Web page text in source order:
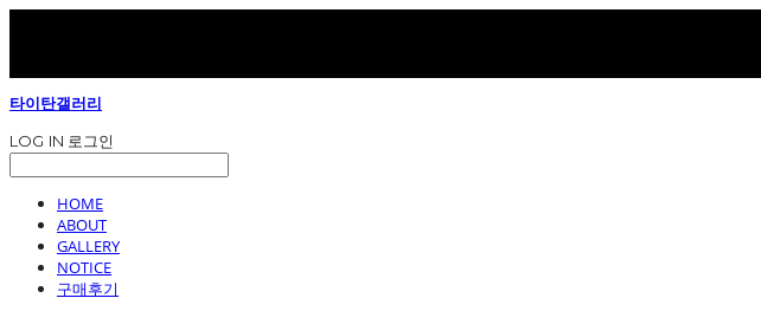
타이탄갤러리
LOG IN 로그인
HOME
ABOUT
GALLERY
NOTICE
구매후기